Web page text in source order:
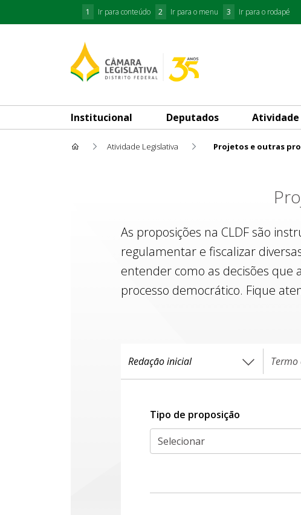
1 Ir para conteúdo 2 Ir para o menu 3 Ir para o rodapé
Institucional Deputados
Atividade Legislativa Projetos e outras
As proposições na CLDF são
regulamentar e fiscalizar
entender como as decisões
processo democrático. Fique
Tipo de proposiçāo
Selecionar